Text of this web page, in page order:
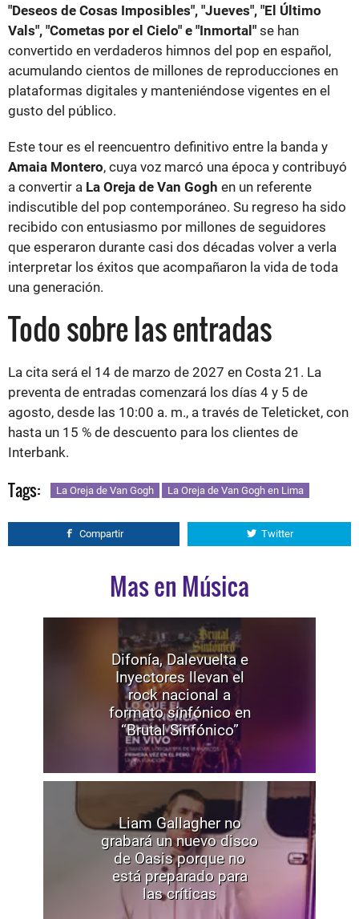
"Deseos de Cosas Imposibles", "Jueves", "El Último
Vals", "Cometas por el Cielo" e "Inmortal" se han
convertido en verdaderos himnos del pop en español,
acumulando cientos de millones de reproducciones en
plataformas digitales y manteniéndose vigentes en el
gusto del público.
Este tour es el reencuentro definitivo entre la banda y
Amaia Montero, cuya voz marcó una época y contribuyó
a convertir a La Oreja de Van Gogh en un referente
indiscutible del pop contemporáneo. Su regreso ha sido
recibido con entusiasmo por millones de seguidores
que esperaron durante casi dos décadas volver a verla
interpretar los éxitos que acompañaron la vida de toda
una generación.
Todo sobre las entradas
La cita será el 14 de marzo de 2027 en Costa 21. La
preventa de entradas comenzará los días 4 y 5 de
agosto, desde las 10:00 a. m., a través de Teleticket, con
hasta un 15 % de descuento para los clientes de
Interbank.
Tags: La Oreja de Van Gogh La Oreja de Van Gogh en Lima
Compartir Twitter
Mas en Música
Difonía, Dalevuelta e
Inyectores llevan el
rock nacional a
formato sinfónico en
“Brutal Sinfónico”
Liam Gallagher no
grabará un nuevo disco
de Oasis porque no
está preparado para
las críticas